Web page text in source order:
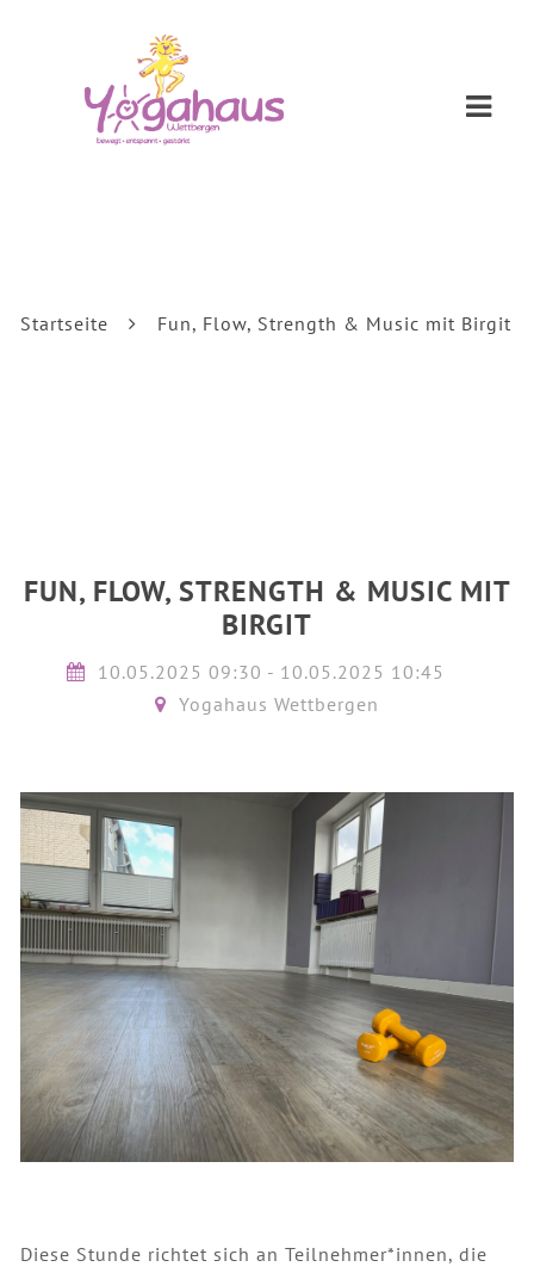
Startseite Fun, Flow, Strength & Music mit Birgit
FUN, FLOW, STRENGTH & MUSIC MIT
BIRGIT
10.05.2025 09:30 - 10.05.2025 10:45
Yogahaus Wettbergen
Diese Stunde richtet sich an Teilnehmer*innen, die